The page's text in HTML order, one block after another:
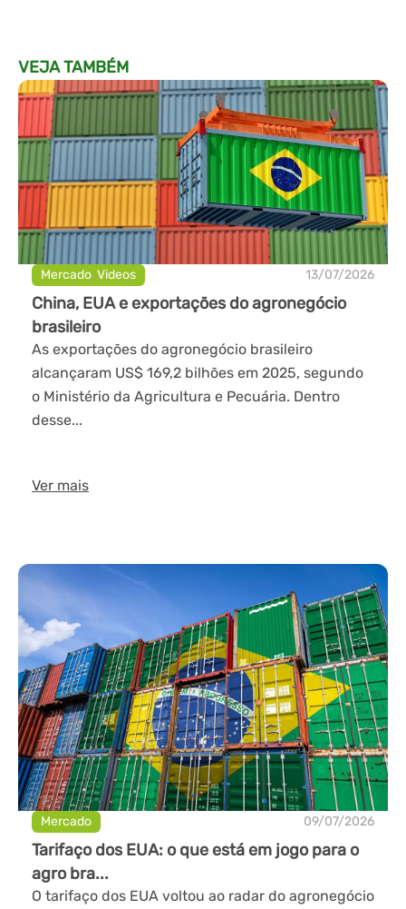
VEJA TAMBÉM
Mercado,Videos 13/07/2026
China, EUA e exportações do agronegócio
brasileiro
As exportações do agronegócio brasileiro
alcançaram US$ 169,2 bilhões em 2025, segundo
o Ministério da Agricultura e Pecuária. Dentro
desse...
Ver mais
Mercado 09/07/2026
Tarifaço dos EUA: o que está em jogo para o
agro bra...
O tarifaço dos EUA voltou ao radar do agronegócio